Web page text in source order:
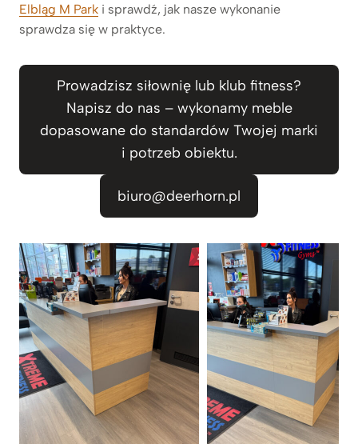
Elbląg M Park i sprawdź, jak nasze wykonanie
sprawdza się w praktyce.
Prowadzisz siłownię lub klub fitness?
Napisz do nas – wykonamy meble
dopasowane do standardów Twojej marki
i potrzeb obiektu.
biuro@deerhorn.pl